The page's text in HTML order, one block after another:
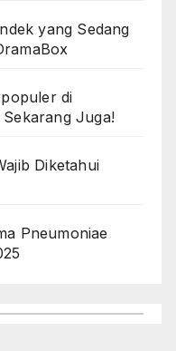
yang Sedang
di
Juga!
Diketahui
Pneumoniae